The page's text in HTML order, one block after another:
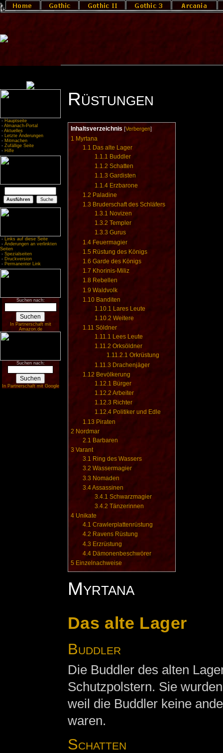
- Hauptseite
- Almanach-Portal
- Aktuelles
- Letzte Änderungen
- Mitmachen
- Zufällige Seite
- Hilfe
- Links auf diese Seite
- Änderungen an verlinkten
Seiten
- Spezialseiten
- Druckversion
- Permanenter Link
Suchen nach:
In Partnerschaft mit
Amazon.de
Suchen nach:
In Partnerschaft mit Google
Rüstungen
Inhaltsverzeichnis [Verbergen]
1 Myrtana
1.1 Das alte Lager
1.1.1 Buddler
1.1.2 Schatten
1.1.3 Gardisten
1.1.4 Erzbarone
1.2 Paladine
1.3 Bruderschaft des Schläfers
1.3.1 Novizen
1.3.2 Templer
1.3.3 Gurus
1.4 Feuermagier
1.5 Rüstung des Königs
1.6 Garde des Königs
1.7 Khorinis-Miliz
1.8 Rebellen
1.9 Waldvolk
1.10 Banditen
1.10.1 Lares Leute
1.10.2 Weitere
1.11 Söldner
1.11.1 Lees Leute
1.11.2 Orksöldner
1.11.2.1 Orkrüstung
1.11.3 Drachenjäger
1.12 Bevölkerung
1.12.1 Bürger
1.12.2 Arbeiter
1.12.3 Richter
1.12.4 Politiker und Edle
1.13 Piraten
2 Nordmar
2.1 Barbaren
3 Varant
3.1 Ring des Wassers
3.2 Wassermagier
3.3 Nomaden
3.4Assassinen
3.4.1 Schwarzmagier
3.4.2 Tänzerinnen
4 Unikate
4.1 Crawlerplattenrüstung
4.2 Ravens Rüstung
4.3 Erzrüstung
4.4 Dämonenbeschwörer
5 Einzelnachweise
Myrtana
Das alte Lager
Buddler
Die Buddler des alten
Schutzpolstern. Sie
weil die Buddler keine
waren.
Schatten